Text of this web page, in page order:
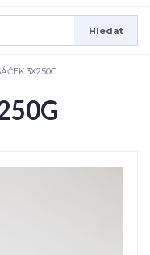
Hledat
3X250G